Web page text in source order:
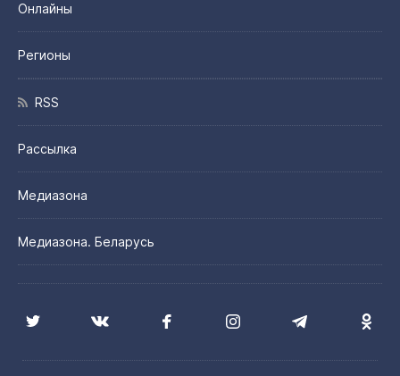
Онлайны
Регионы
RSS
Рассылка
Медиазона
Медиазона. Беларусь